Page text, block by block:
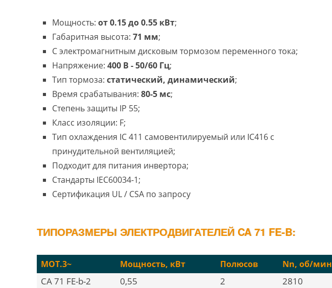
Мощность: от 0.15 до 0.55 кВт;
Габаритная высота: 71 мм;
С электромагнитным дисковым тормозом переменного тока;
Напряжение: 400 В - 50/60 Гц;
Тип тормоза: статический, динамический;
Время срабатывания: 80-5 мс;
Степень защиты IP 55;
Класс изоляции: F;
Тип охлаждения IC 411 самовентилируемый или IC416 с
принудительной вентиляцией;
Подходит для питания инвертора;
Стандарты IEC60034-1;
Сертификация UL / CSA по запросу
ТИПОРАЗМЕРЫ ЭЛЕКТРОДВИГАТЕЛЕЙ CA 71 FE-B:
MOT.3~ Мощность, кВт Полюсов Nn, об/мин
CA 71 FE-b-2 0,55 2 2810